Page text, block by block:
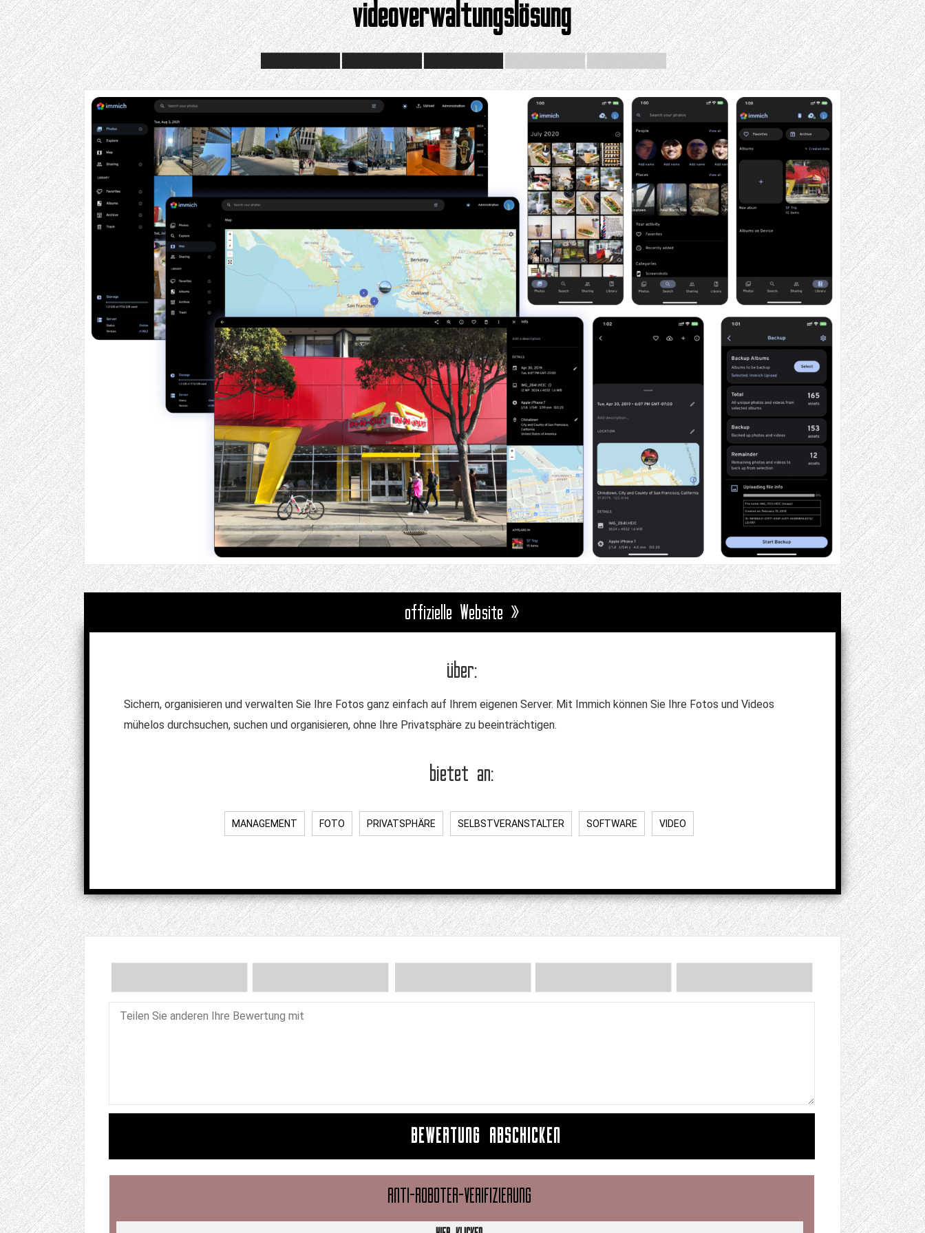
videoverwaltungslösung
offizielle Website »
über:
Sichern, organisieren und verwalten Sie Ihre Fotos ganz einfach auf Ihrem eigenen Server. Mit Immich können Sie Ihre Fotos und Videos
mühelos durchsuchen, suchen und organisieren, ohne Ihre Privatsphäre zu beeinträchtigen.
bietet an:
MANAGEMENT FOTO PRIVATSPHÄRE SELBSTVERANSTALTER SOFTWARE VIDEO
BEWERTUNG ABSCHICKEN
ANTI-ROBOTER-VERIFIZIERUNG